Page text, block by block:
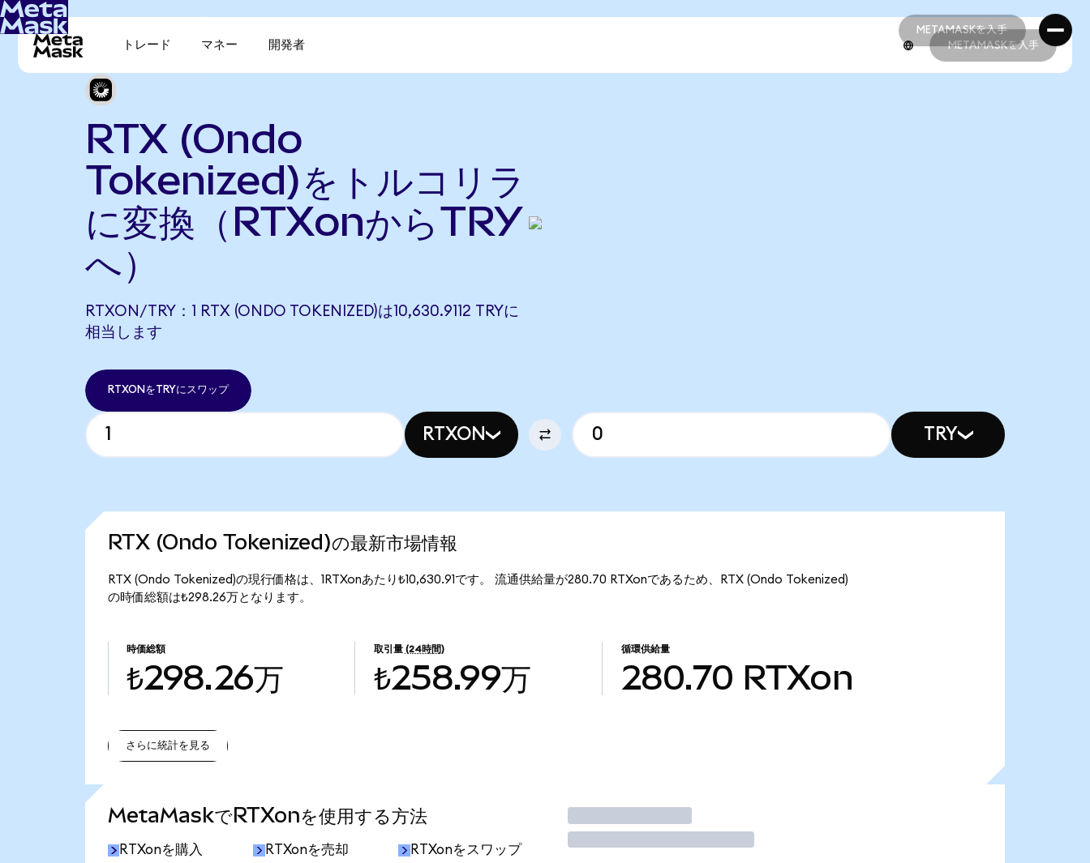
METAMASKを入手
METAMASKを入手
トレード マネー 開発者 METAMASKを入手
RTX (Ondo
Tokenized)をトルコリラ
に変換（RTXonからTRY
へ）
RTXON/TRY：1 RTX (ONDO TOKENIZED)は10,630.9112 TRYに
相当します
RTXONをTRYにスワップ
RTXON TRY
RTX (Ondo Tokenized)の最新市場情報
RTX (Ondo Tokenized)の現行価格は、1RTXonあたり₺10,630.91です。 流通供給量が280.70 RTXonであるため、RTX (Ondo Tokenized)
の時価総額は₺298.26万となります。
時価総額
₺298.26万
取引量 (24時間)
₺258.99万
循環供給量
280.70 RTXon
さらに統計を見る
MetaMaskでRTXonを使用する方法
RTXonを購入 RTXonを売却 RTXonをスワップ
取引